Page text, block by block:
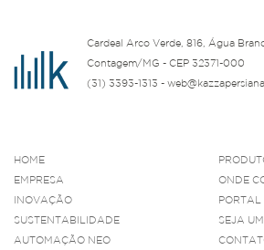
Cardeal Arco Verde, 816, Água
Contagem/MG - CEP 32371-000
(31) 3393-1313 -
HOME
EMPRESA
INOVAÇÃO
SUSTENTABILIDADE
AUTOMAÇÃO NEO
ONDE
SEJA